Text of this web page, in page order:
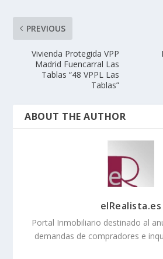
PREVIOUS
Vivienda Protegida VPP
Madrid Fuencarral Las
Tablas “48 VPPL Las
Tablas”
ABOUT THE AUTHOR
elRealista.es
Portal Inmobiliario destinado al
demandas de compradores e